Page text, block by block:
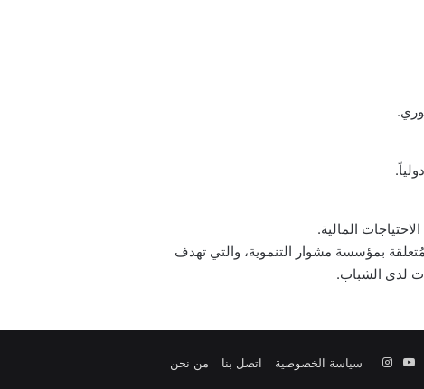
المالية.
بمؤسسة مشوار التنموية، والتي تهدف
لدى الشباب.
سياسة الخصوصية اتصل بنا من نحن ‫YouTubeانستقرام